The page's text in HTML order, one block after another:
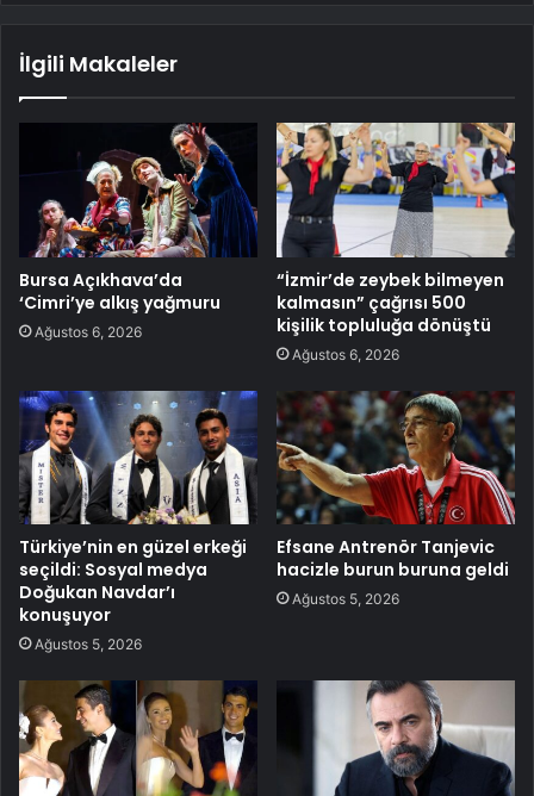
İlgili Makaleler
Bursa Açıkhava’da
‘Cimri’ye alkış yağmuru
Ağustos 6, 2026
“İzmir’de zeybek bilmeyen
kalmasın” çağrısı 500
kişilik topluluğa dönüştü
Ağustos 6, 2026
Türkiye’nin en güzel erkeği
seçildi: Sosyal medya
Doğukan Navdar’ı
konuşuyor
Ağustos 5, 2026
Efsane Antrenör Tanjevic
hacizle burun buruna geldi
Ağustos 5, 2026